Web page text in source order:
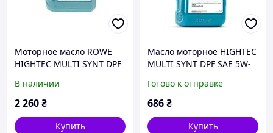
Моторное масло ROWE
HIGHTEC MULTI SYNT DPF
VW 504 00/507 00, BMW
Longlife-04, Mercedes
В наличии
2 260₴
Купить
Масло моторное HIGHTEC
MULTI SYNT DPF SAE 5W-
Готово к отправке
686₴
Купить